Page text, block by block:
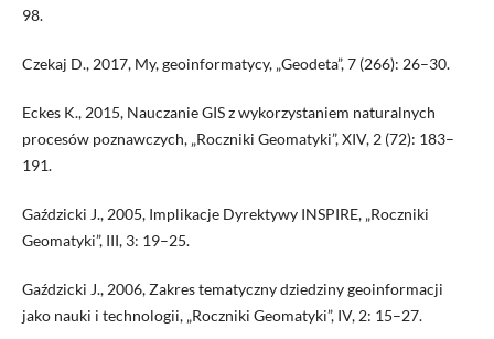
98.
Czekaj D., 2017, My, geoinformatycy, „Geodeta”, 7 (266): 26–30.
Eckes K., 2015, Nauczanie GIS z wykorzystaniem naturalnych
procesów poznawczych, „Roczniki Geomatyki”, XIV, 2 (72): 183–
191.
Gaździcki J., 2005, Implikacje Dyrektywy INSPIRE, „Roczniki
Geomatyki”, III, 3: 19–25.
Gaździcki J., 2006, Zakres tematyczny dziedziny geoinformacji
jako nauki i technologii, „Roczniki Geomatyki”, IV, 2: 15–27.